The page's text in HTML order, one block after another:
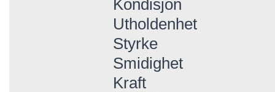
Kondisjon
Utholdenhet
Styrke
Smidighet
Kraft